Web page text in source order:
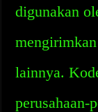
digunakan
lainnya.
perusahaan-